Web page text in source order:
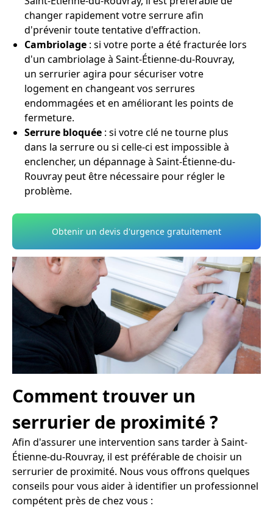
changer rapidement votre serrure afin
d'prévenir toute tentative d'effraction.
Cambriolage : si votre porte a été fracturée lors
d'un cambriolage à Saint-Étienne-du-Rouvray,
un serrurier agira pour sécuriser votre
logement en changeant vos serrures
endommagées et en améliorant les points de
fermeture.
Serrure bloquée : si votre clé ne tourne plus
dans la serrure ou si celle-ci est impossible à
enclencher, un dépannage à Saint-Étienne-du-
Rouvray peut être nécessaire pour régler le
problème.
Obtenir un devis d'urgence gratuitement
Comment trouver un
serrurier de proximité ?
Afin d'assurer une intervention sans tarder à Saint-
Étienne-du-Rouvray, il est préférable de choisir un
serrurier de proximité. Nous vous offrons quelques
conseils pour vous aider à identifier un professionnel
compétent près de chez vous :